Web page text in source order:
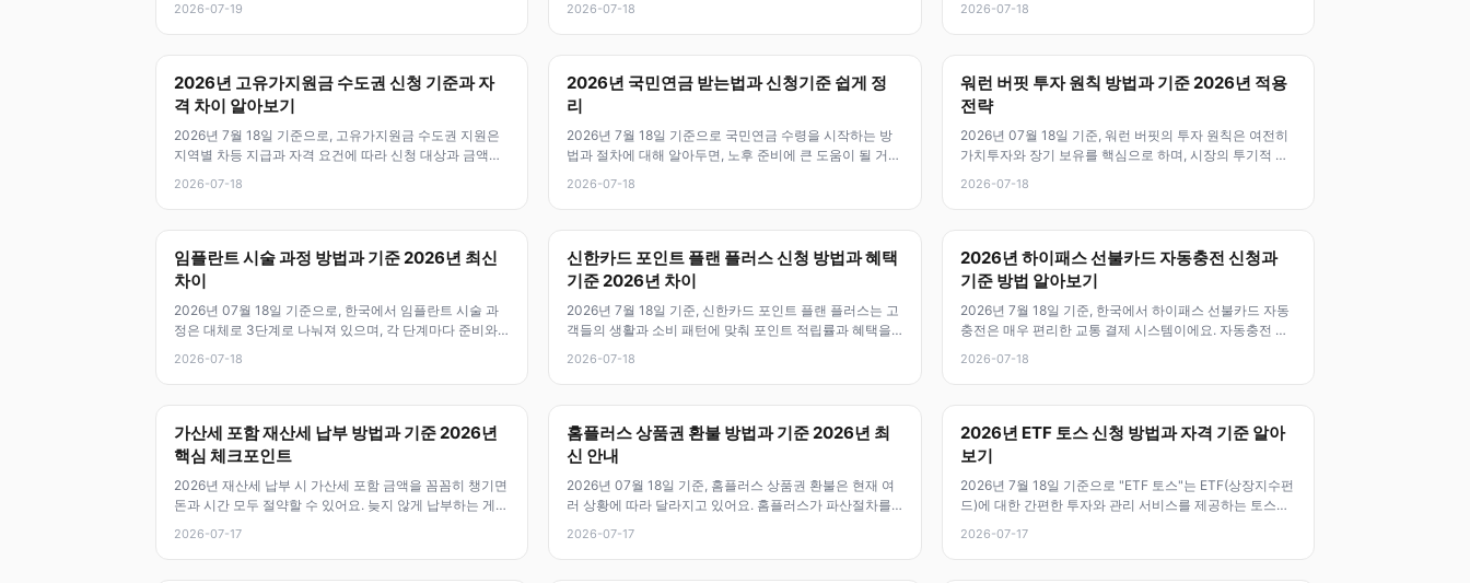
2026-07-19 2026-07-18 2026-07-18
2026년 고유가지원금 수도권 신청 기준과 자
격 차이 알아보기
2026년 7월 18일 기준으로, 고유가지원금 수도권 지원은
지역별 차등 지급과 자격 요건에 따라 신청 대상과 금액이
2026-07-18
2026년 국민연금 받는법과 신청기준 쉽게 정
리
2026년 7월 18일 기준으로 국민연금 수령을 시작하는 방
법과 절차에 대해 알아두면, 노후 준비에 큰 도움이 될 거예
2026-07-18
워런 버핏 투자 원칙 방법과 기준 2026년 적용
전략
2026년 07월 18일 기준, 워런 버핏의 투자 원칙은 여전히
가치투자와 장기 보유를 핵심으로 하며, 시장의 투기적 흐
2026-07-18
임플란트 시술 과정 방법과 기준 2026년 최신
차이
2026년 07월 18일 기준으로, 한국에서 임플란트 시술 과
정은 대체로 3단계로 나눠져 있으며, 각 단계마다 준비와
2026-07-18
신한카드 포인트 플랜 플러스 신청 방법과 혜택
기준 2026년 차이
2026년 7월 18일 기준, 신한카드 포인트 플랜 플러스는 고
객들의 생활과 소비 패턴에 맞춰 포인트 적립률과 혜택을
2026-07-18
2026년 하이패스 선불카드 자동충전 신청과
기준 방법 알아보기
2026년 7월 18일 기준, 한국에서 하이패스 선불카드 자동
충전은 매우 편리한 교통 결제 시스템이에요. 자동충전 기
2026-07-18
가산세 포함 재산세 납부 방법과 기준 2026년
핵심 체크포인트
2026년 재산세 납부 시 가산세 포함 금액을 꼼꼼히 챙기면
돈과 시간 모두 절약할 수 있어요. 늦지 않게 납부하는 게
2026-07-17
홈플러스 상품권 환불 방법과 기준 2026년 최
신 안내
2026년 07월 18일 기준, 홈플러스 상품권 환불은 현재 여
러 상황에 따라 달라지고 있어요. 홈플러스가 파산절차를
2026-07-17
2026년 ETF 토스 신청 방법과 자격 기준 알아
보기
2026년 7월 18일 기준으로 "ETF 토스"는 ETF(상장지수펀
드)에 대한 간편한 투자와 관리 서비스를 제공하는 토스증
2026-07-17